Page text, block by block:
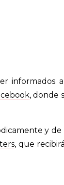
informados
, donde
y de
, que